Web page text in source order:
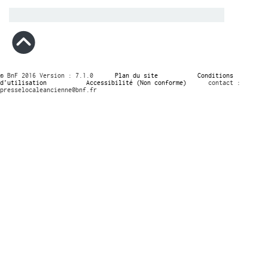
© BnF 2016 Version : 7.1.0 Plan du site
Conditions
d’utilisation
Accessibilité (Non conforme)
contact :
presselocaleancienne@bnf.fr